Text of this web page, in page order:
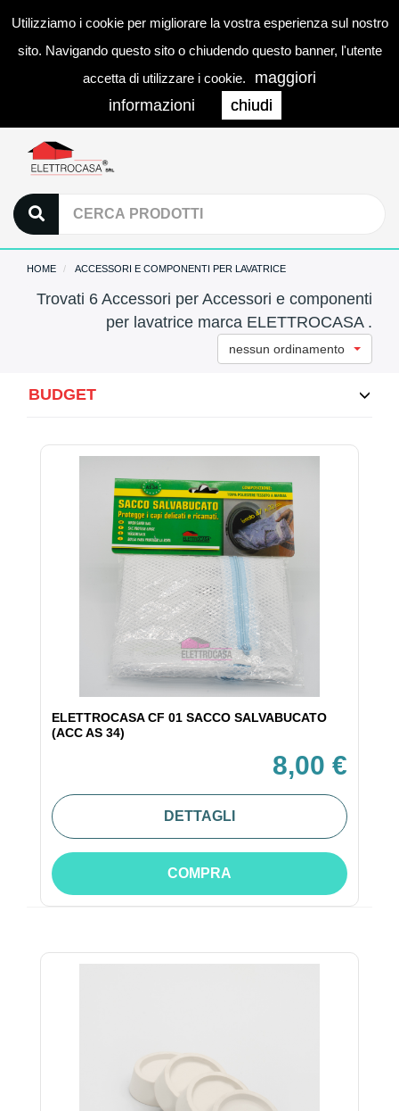
Utilizziamo i cookie per migliorare la vostra esperienza sul nostro
sito. Navigando questo sito o chiudendo questo banner, l'utente
accetta di utilizzare i cookie.
maggiori
informazioni
chiudi
0
HOME ACCESSORI E COMPONENTI PER LAVATRICE
Trovati 6 Accessori per Accessori e componenti
per lavatrice marca ELETTROCASA .
nessun ordinamento
BUDGET
ELETTROCASA CF 01 SACCO SALVABUCATO
(ACC AS 34)
8,00 €
DETTAGLI
COMPRA